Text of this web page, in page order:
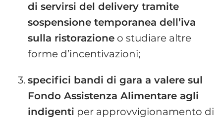
di servirsi del delivery tramite
sospensione temporanea dell’iva
sulla ristorazione o studiare altre
forme d’incentivazioni;
specifici bandi di gara a valere sul
Fondo Assistenza Alimentare agli
indigenti per approvvigionamento di